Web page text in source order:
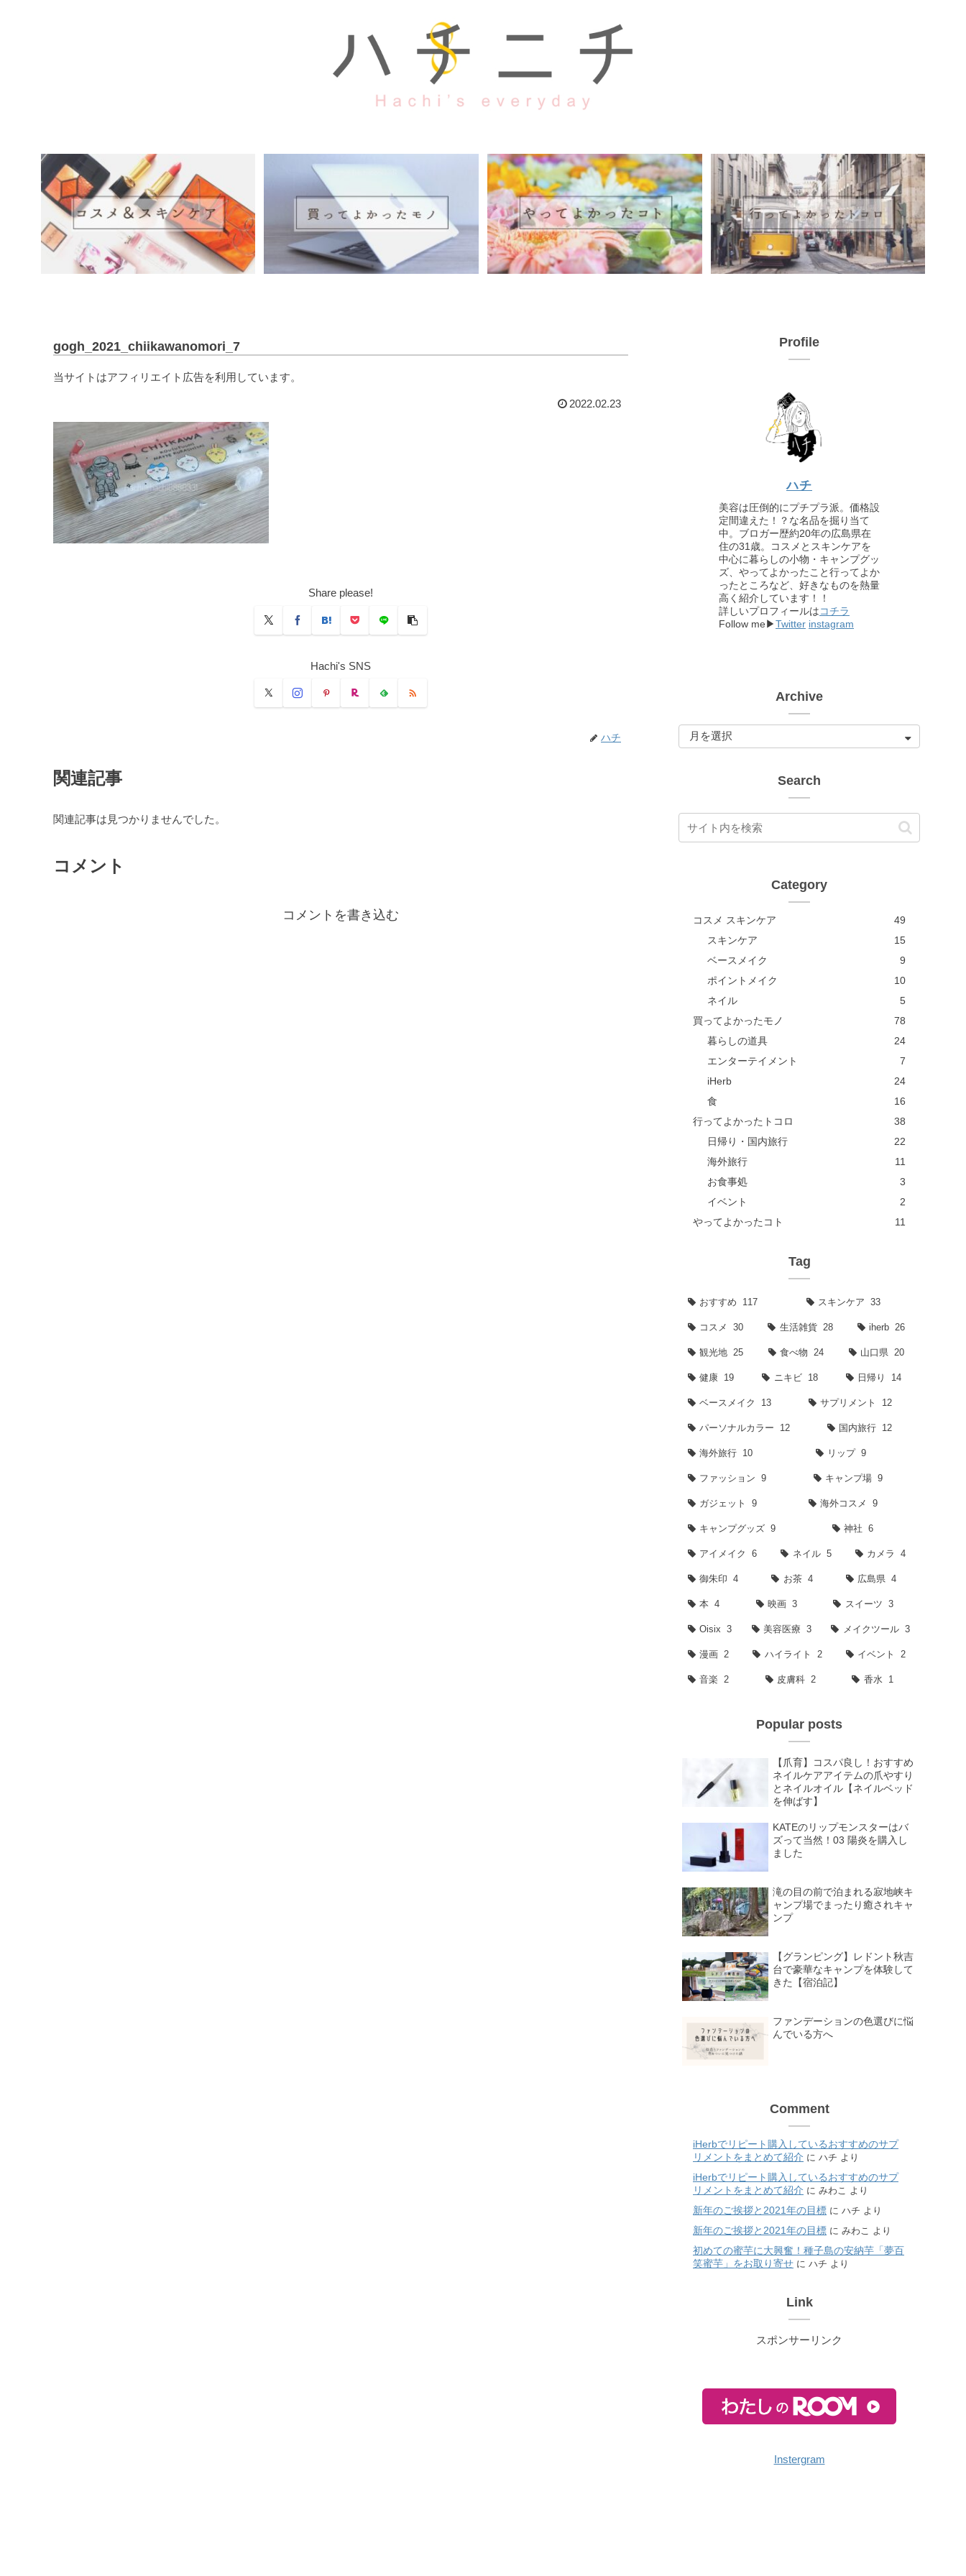
gogh_2021_chiikawanomori_7
当サイトはアフィリエイト広告を利用しています。
2022.02.23
Share please!
Hachi's SNS
ハチ
関連記事
関連記事は見つかりませんでした。
コメント
コメントを書き込む
Profile
ハチ
美容は圧倒的にプチプラ派。価格設
定間違えた！？な名品を掘り当て
中。ブロガー歴約20年の広島県在
住の31歳。コスメとスキンケアを
中心に暮らしの小物・キャンプグッ
ズ、やってよかったこと行ってよか
ったところなど、好きなものを熱量
高く紹介しています！！
詳しいプロフィールはコチラ
Follow me▶Twitter instagram
Archive
Search
Category
コスメ スキンケア
49
スキンケア
15
ベースメイク
9
ポイントメイク
10
ネイル
5
買ってよかったモノ
78
暮らしの道具
24
エンターテイメント
7
iHerb
24
食
16
行ってよかったトコロ
38
日帰り・国内旅行
22
海外旅行
11
お食事処
3
イベント
2
やってよかったコト
11
Tag
おすすめ 117 スキンケア 33
コスメ 30 生活雑貨 28 iherb 26
観光地 25 食べ物 24 山口県 20
健康 19 ニキビ 18 日帰り 14
ベースメイク 13 サプリメント 12
パーソナルカラー 12 国内旅行 12
海外旅行 10 リップ 9
ファッション 9 キャンプ場 9
ガジェット 9 海外コスメ 9
キャンプグッズ 9 神社 6
アイメイク 6 ネイル 5 カメラ 4
御朱印 4 お茶 4 広島県 4
本 4 映画 3 スイーツ 3
Oisix 3 美容医療 3 メイクツール 3
漫画 2 ハイライト 2 イベント 2
音楽 2 皮膚科 2 香水 1
Popular posts
【爪育】コスパ良し！おすすめ
ネイルケアアイテムの爪やすり
とネイルオイル【ネイルベッド
を伸ばす】
KATEのリップモンスターはバ
ズって当然！03 陽炎を購入し
ました
滝の目の前で泊まれる寂地峡キ
ャンプ場でまったり癒されキャ
ンプ
【グランピング】レドント秋吉
台で豪華なキャンプを体験して
きた【宿泊記】
ファンデーションの色選びに悩
んでいる方へ
Comment
iHerbでリピート購入しているおすすめのサプ
リメントをまとめて紹介 に ハチ より
iHerbでリピート購入しているおすすめのサプ
リメントをまとめて紹介 に みわこ より
新年のご挨拶と2021年の目標 に ハチ より
新年のご挨拶と2021年の目標 に みわこ より
初めての蜜芋に大興奮！種子島の安納芋「夢百
笑蜜芋」をお取り寄せ に ハチ より
Link
スポンサーリンク
Instergram